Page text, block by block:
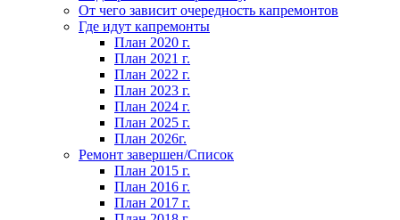
От чего зависит очередность капремонтов
Где идут капремонты
План 2020 г.
План 2021 г.
План 2022 г.
План 2023 г.
План 2024 г.
План 2025 г.
План 2026г.
Ремонт завершен/Список
План 2015 г.
План 2016 г.
План 2017 г.